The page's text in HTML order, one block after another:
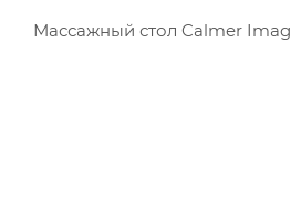
Массажный стол Calmer